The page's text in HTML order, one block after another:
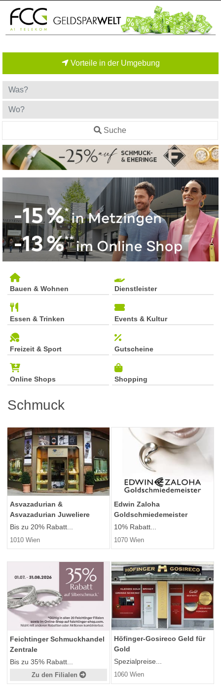
Vorteile in der Umgebung
Suche
Bauen & Wohnen Dienstleister
Essen & Trinken Events & Kultur
Freizeit & Sport Gutscheine
Online Shops Shopping
Schmuck
Asvazadurian &
Asvazadurian Juweliere
Bis zu 20% Rabatt...
1010 Wien
Edwin Zaloha
Goldschmiedemeister
10% Rabatt...
1070 Wien
Feichtinger Schmuckhandel
Zentrale
Bis zu 35% Rabatt...
Zu den Filialen
Höfinger-Gosireco Geld für
Gold
Spezialpreise...
1060 Wien